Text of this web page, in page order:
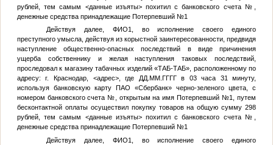
рублей, тем самым <данные изъяты>похитил с банковского счета №
денежные средства принадлежащие Потерпевший №1
Действуя далее, ФИО1
, во исполнение своего единого
преступного умысла, действуя из корыстной заинтересованности, предвидя
наступление общественно-опасных последствий в виде причинения
ущерба собственнику и желая наступления таковых последствий,
проследовал к магазину табачных изделий «ТАБ-ТАБ», расположенному по
адресу: г. Краснодар, <адрес>, где ДД.ММ.ГГГГв 03 часа 31 минуту,
используя банковскую карту ПАО «Сбербанк» черно-зеленого цвета, с
номером банковского счета № , открытым на имя Потерпевший №1
, путем
бесконтактной оплаты осуществил покупку товаров на общую сумму 298
рублей, тем самым <данные изъяты>похитил с банковского счета №
денежные средства принадлежащие Потерпевший №1
Действуя далее, ФИО1
, во исполнение своего единого